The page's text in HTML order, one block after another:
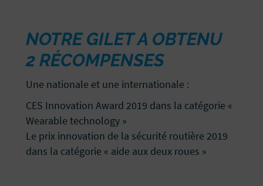
NOTRE GILET A OBTENU
2 RÉCOMPENSES
Une nationale et une internationale :
CES Innovation Award 2019 dans la catégorie «
Wearable technology »
Le prix innovation de la sécurité routière 2019
dans la catégorie « aide aux deux roues »